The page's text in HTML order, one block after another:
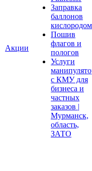
Акции
Заправка
баллонов
кислородом
Пошив
флагов и
пологов
Услуги
с КМУ для
бизнеса и
частных
заказов |
Мурманск,
область,
ЗАТО